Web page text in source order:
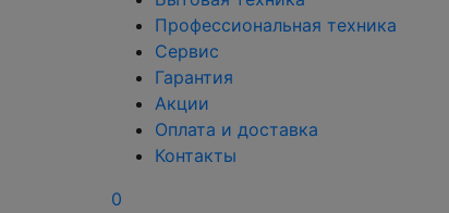
Профессиональная техника
Сервис
Гарантия
Акции
Оплата и доставка
Контакты
0